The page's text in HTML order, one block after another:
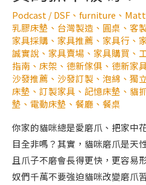
Podcast /DSF 、 furniture 、
乳膠床墊 、 台灣製造 、 圓桌 、 客
家具採購 、 家具推薦 、 家具行 、
誠實說 、 家具賣場 、 家具購買 、
指南 、 床架 、 德新傢俱 、 德新家
沙發推薦 、 沙發訂製 、 泡綿 、 獨
床墊 、 訂製家具 、 記憶床墊 、 貓
墊 、 電動床墊 、 餐廳 、 餐桌
你家的貓咪總是愛磨爪、把家中
目全非嗎？其實，貓咪磨爪是天
且爪子不磨會長得更快，更容易
奴們千萬不要強迫貓咪改變磨爪